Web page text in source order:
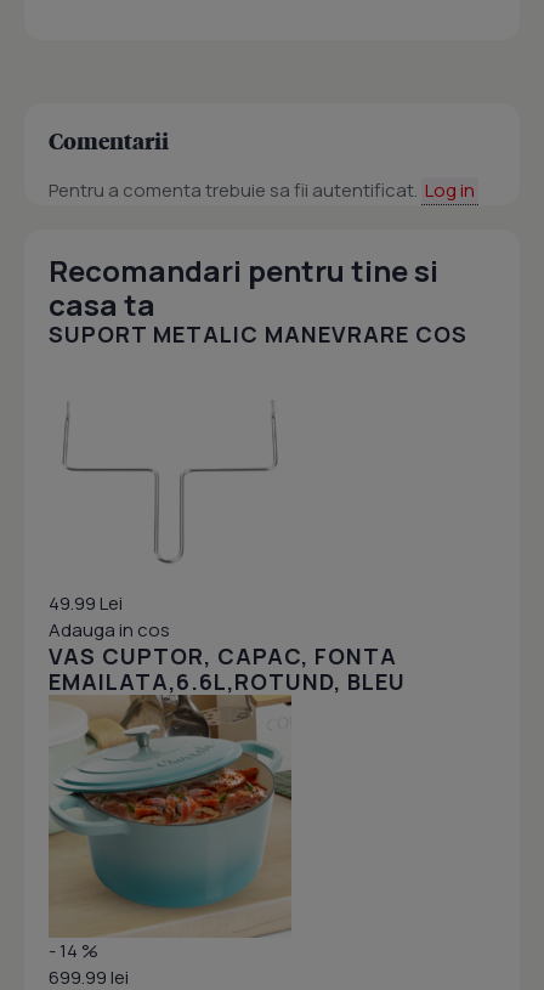
Comentarii
Pentru a comenta trebuie sa fii autentificat. Log in
Recomandari pentru tine si
casa ta
SUPORT METALIC MANEVRARE COS
49.99 Lei
Adauga in cos
VAS CUPTOR, CAPAC, FONTA
EMAILATA,6.6L,ROTUND, BLEU
- 14 %
699.99 lei